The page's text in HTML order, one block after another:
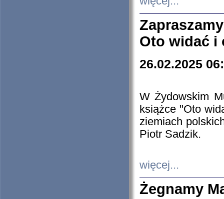
Oto widać i
26.02.2025
W Żydowskim
książce "Oto
ziemiach
Piotr Sadzik.
więcej...
Żegnamy